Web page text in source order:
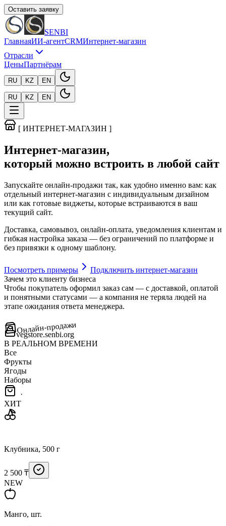
Оставить заявку
SENBI
ГлавнаяИИ-агентCRMИнтернет-магазин
Отрасли
ЦеныПартнёрам
RU KZ EN
RU KZ EN
[ ИНТЕРНЕТ-МАГАЗИН ]
Интернет-магазин,
который можно встроить в любой сайт
Запускайте онлайн-продажи так, как удобно именно вам: как
отдельный интернет-магазин с индивидуальным дизайном
или как готовые виджеты, которые встраиваются в ваш
текущий сайт.
Доставка, самовывоз, онлайн-оплата, уведомления клиентам и
гибкая настройка заказа — без ограничений по платформе и
без привязки к одному шаблону.
Посмотреть примеры
Подключить интернет-магазин
Зачем это клиенту бизнеса
Чтобы покупатель оформил заказ сам — с доставкой, оплатой
и понятными статусами — а компания не теряла людей на
этапе ожидания ответа менеджера.
Онлайн-продажи
vegstore.senbi.org
В РЕАЛЬНОМ ВРЕМЕНИ
Все
Фрукты
Ягоды
Наборы
·
ХИТ
Клубника, 500 г
2 500 ₸
NEW
Манго, шт.